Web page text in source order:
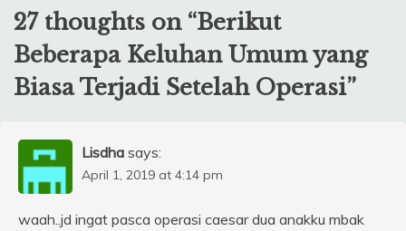
27 thoughts on “Berikut
Beberapa Keluhan Umum yang
Biasa Terjadi Setelah Operasi”
Lisdha says:
April 1, 2019 at 4:14 pm
waah..jd ingat pasca operasi caesar dua anakku mbak